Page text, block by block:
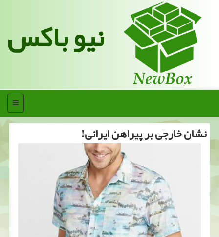
نیو باکس
منو
نشان خارجی بر پیراهن ایرانی!